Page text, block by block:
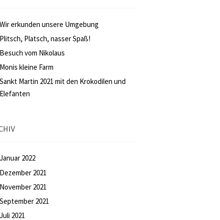
Wir erkunden unsere Umgebung
Plitsch, Platsch, nasser Spaß!
Besuch vom Nikolaus
Monis kleine Farm
Sankt Martin 2021 mit den Krokodilen und
Elefanten
Januar 2022
Dezember 2021
November 2021
September 2021
Juli 2021